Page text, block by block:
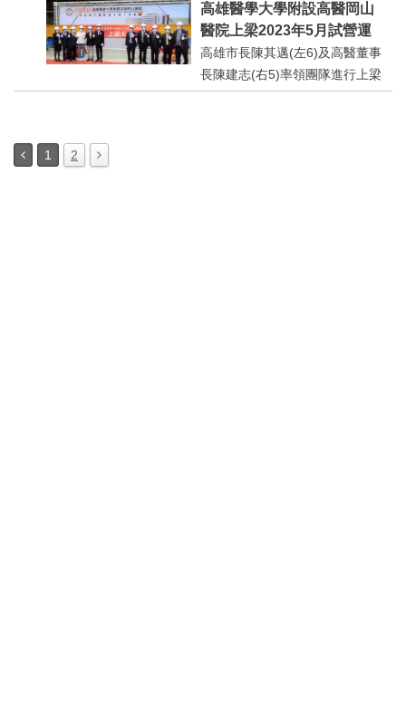
(13日)，至高雄醫學大學附設中
和紀念醫院(以下簡稱高醫)參訪，
瞭解就醫流程及...
高雄醫學大學附設高醫岡山
醫院上梁2023年5月試營運
高雄市長陳其邁(左6)及高醫董事
長陳建志(右5)率領團隊進行上梁
典禮。記者陳明成／高雄報導全
1 2